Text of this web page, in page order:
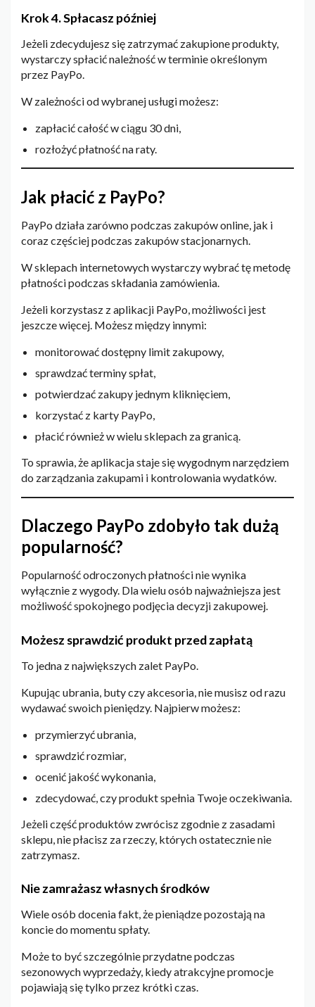
Krok 4. Spłacasz później
Jeżeli zdecydujesz się zatrzymać zakupione produkty,
wystarczy spłacić należność w terminie określonym
przez PayPo.
W zależności od wybranej usługi możesz:
zapłacić całość w ciągu 30 dni,
rozłożyć płatność na raty.
Jak płacić z PayPo?
PayPo działa zarówno podczas zakupów online, jak i
coraz częściej podczas zakupów stacjonarnych.
W sklepach internetowych wystarczy wybrać tę metodę
płatności podczas składania zamówienia.
Jeżeli korzystasz z aplikacji PayPo, możliwości jest
jeszcze więcej. Możesz między innymi:
monitorować dostępny limit zakupowy,
sprawdzać terminy spłat,
potwierdzać zakupy jednym kliknięciem,
korzystać z karty PayPo,
płacić również w wielu sklepach za granicą.
To sprawia, że aplikacja staje się wygodnym narzędziem
do zarządzania zakupami i kontrolowania wydatków.
Dlaczego PayPo zdobyło tak dużą
popularność?
Popularność odroczonych płatności nie wynika
wyłącznie z wygody. Dla wielu osób najważniejsza jest
możliwość spokojnego podjęcia decyzji zakupowej.
Możesz sprawdzić produkt przed zapłatą
To jedna z największych zalet PayPo.
Kupując ubrania, buty czy akcesoria, nie musisz od razu
wydawać swoich pieniędzy. Najpierw możesz:
przymierzyć ubrania,
sprawdzić rozmiar,
ocenić jakość wykonania,
zdecydować, czy produkt spełnia Twoje oczekiwania.
Jeżeli część produktów zwrócisz zgodnie z zasadami
sklepu, nie płacisz za rzeczy, których ostatecznie nie
zatrzymasz.
Nie zamrażasz własnych środków
Wiele osób docenia fakt, że pieniądze pozostają na
koncie do momentu spłaty.
Może to być szczególnie przydatne podczas
sezonowych wyprzedaży, kiedy atrakcyjne promocje
pojawiają się tylko przez krótki czas.